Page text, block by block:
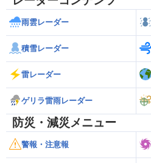
雨雲レーダー
積雪レーダー
雷レーダー
ゲリラ雷雨レーダー
防災・減災メニュー
警報・注意報